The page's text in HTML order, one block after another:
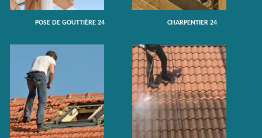
POSE DE GOUTTIÈRE 24 CHARPENTIER 24